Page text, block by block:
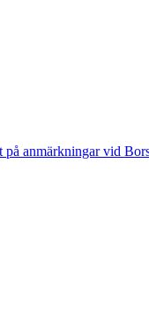
anmärkningar vid